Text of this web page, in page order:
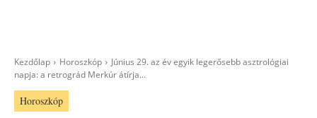
Kezdőlap Horoszkóp
Június 29. az év egyik legerősebb asztrológiai
napja: a retrográd Merkúr átírja...
Horoszkóp